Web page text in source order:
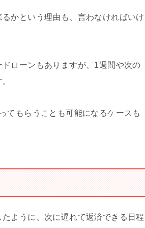
かという理由も、言わなければいけ
ローンもありますが、1週間や次の
てもらうことも可能になるケースも
ように、次に遅れて返済できる日程